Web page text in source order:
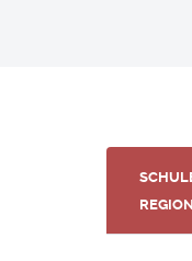
REGION